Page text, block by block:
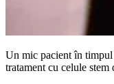
Un mic pacient în
tratament cu celule